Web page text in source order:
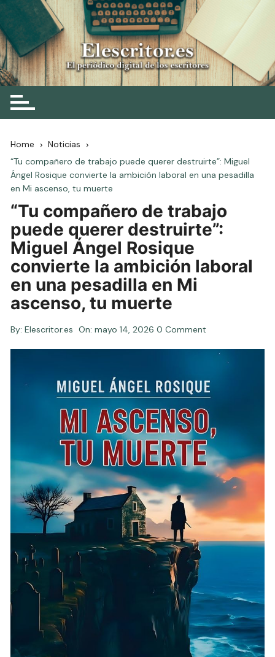
Skip
to
content
Elescritor.es
El periódico digital de los escritores
Home
Noticias
“Tu compañero de trabajo puede querer destruirte”: Miguel
Ángel Rosique convierte la ambición laboral en una pesadilla
en Mi ascenso, tu muerte
“Tu compañero de trabajo
puede querer destruirte”:
Miguel Ángel Rosique
convierte la ambición laboral
en una pesadilla en Mi
ascenso, tu muerte
By: Elescritor.es On:mayo 14, 2026 0 Comment